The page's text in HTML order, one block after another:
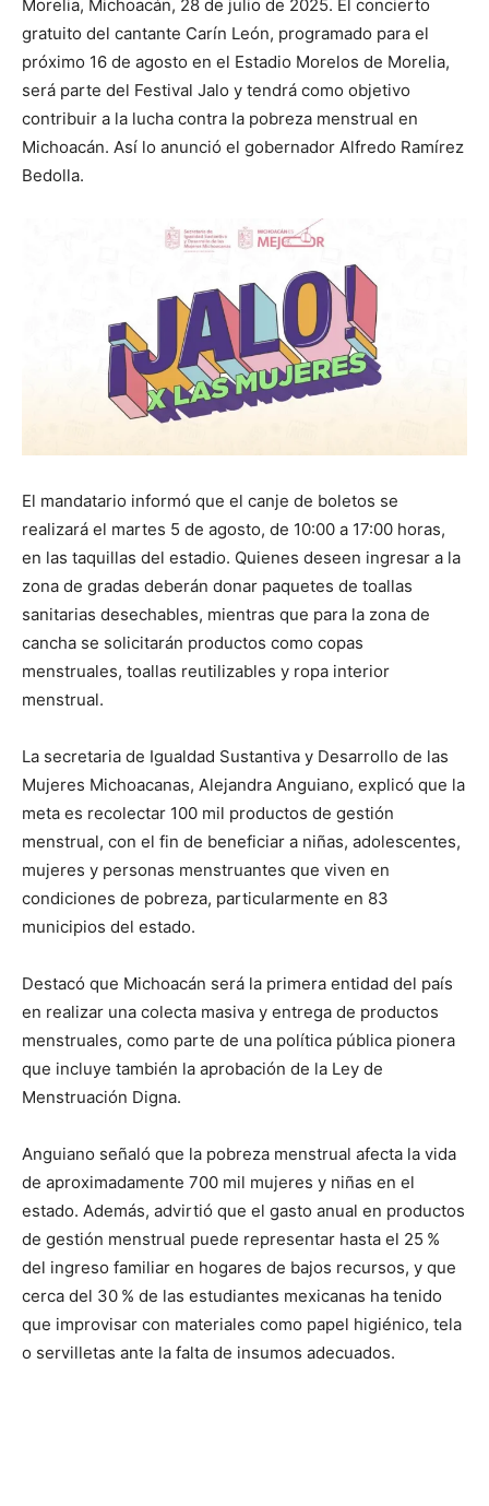
Morelia, Michoacán, 28 de julio de 2025. El concierto
gratuito del cantante Carín León, programado para el
próximo 16 de agosto en el Estadio Morelos de Morelia,
será parte del Festival Jalo y tendrá como objetivo
contribuir a la lucha contra la pobreza menstrual en
Michoacán. Así lo anunció el gobernador Alfredo Ramírez
Bedolla.
El mandatario informó que el canje de boletos se
realizará el martes 5 de agosto, de 10:00 a 17:00 horas,
en las taquillas del estadio. Quienes deseen ingresar a la
zona de gradas deberán donar paquetes de toallas
sanitarias desechables, mientras que para la zona de
cancha se solicitarán productos como copas
menstruales, toallas reutilizables y ropa interior
menstrual.
La secretaria de Igualdad Sustantiva y Desarrollo de las
Mujeres Michoacanas, Alejandra Anguiano, explicó que la
meta es recolectar 100 mil productos de gestión
menstrual, con el fin de beneficiar a niñas, adolescentes,
mujeres y personas menstruantes que viven en
condiciones de pobreza, particularmente en 83
municipios del estado.
Destacó que Michoacán será la primera entidad del país
en realizar una colecta masiva y entrega de productos
menstruales, como parte de una política pública pionera
que incluye también la aprobación de la Ley de
Menstruación Digna.
Anguiano señaló que la pobreza menstrual afecta la vida
de aproximadamente 700 mil mujeres y niñas en el
estado. Además, advirtió que el gasto anual en productos
de gestión menstrual puede representar hasta el 25 %
del ingreso familiar en hogares de bajos recursos, y que
cerca del 30 % de las estudiantes mexicanas ha tenido
que improvisar con materiales como papel higiénico, tela
o servilletas ante la falta de insumos adecuados.